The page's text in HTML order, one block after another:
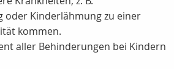
oder Kinderlähmung zu einer
kommen.
aller Behinderungen bei Kindern